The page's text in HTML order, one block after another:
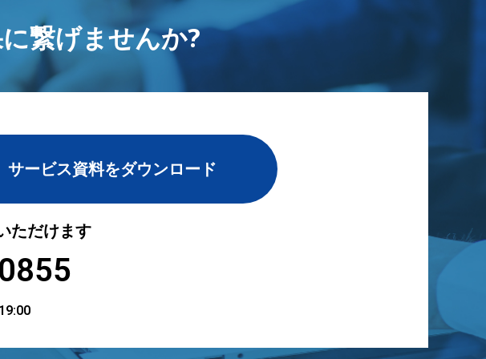
繋げませんか?
サービス資料をダウンロード
ただけます